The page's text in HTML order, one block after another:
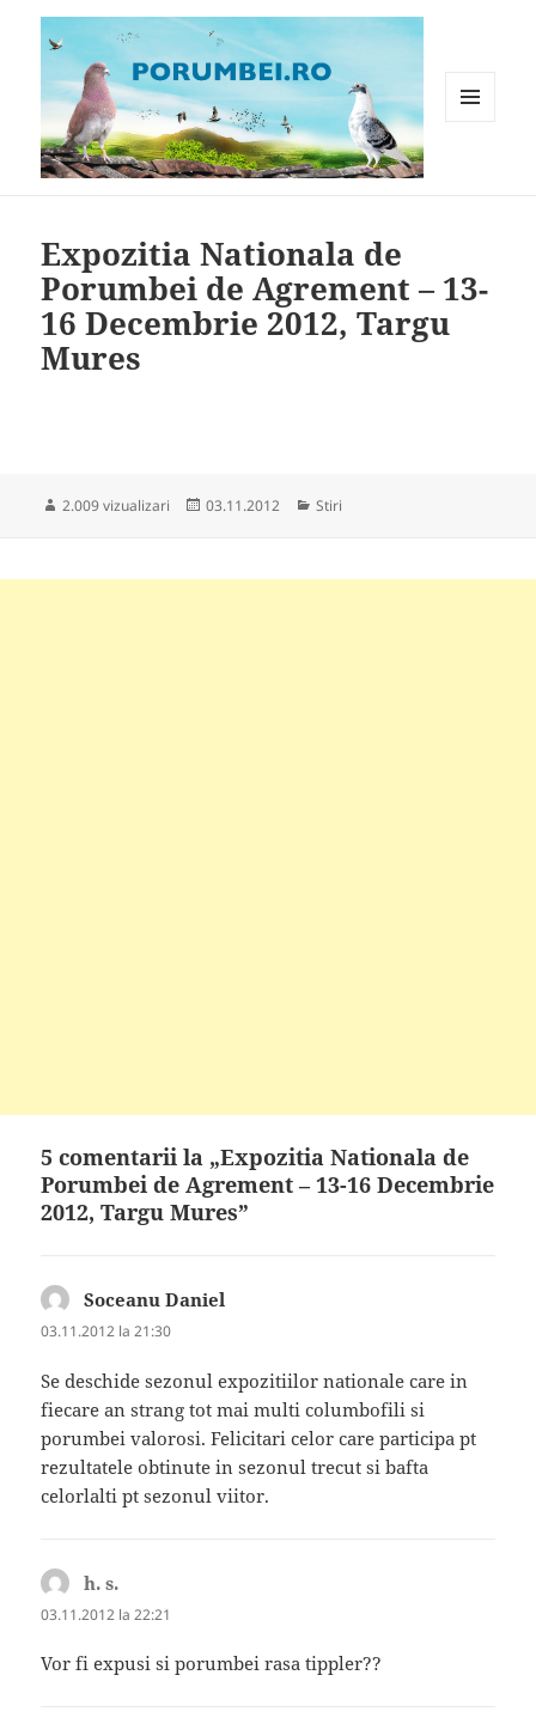
Expozitia Nationala de
Porumbei de Agrement – 13-
16 Decembrie 2012, Targu
Mures
2.009 vizualizari
Publicat
03.11.2012 Categorii
Stiri
5 comentarii la „Expozitia Nationala de
Porumbei de Agrement – 13-16 Decembrie
2012, Targu Mures”
Soceanu Daniel
03.11.2012 la 21:30
Se deschide sezonul expozitiilor nationale care in
fiecare an strang tot mai multi columbofili si
porumbei valorosi. Felicitari celor care participa pt
rezultatele obtinute in sezonul trecut si bafta
celorlalti pt sezonul viitor.
h. s.
03.11.2012 la 22:21
Vor fi expusi si porumbei rasa tippler??